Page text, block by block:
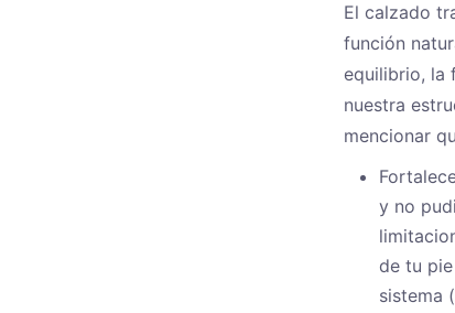
El calzado
función
equilibrio, la
nuestra
mencionar
y no
de tu
sistema